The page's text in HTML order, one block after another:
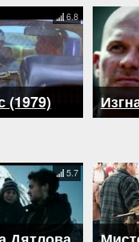
(1979)
6.8
5.7